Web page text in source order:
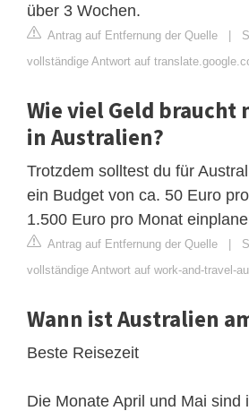
über 3 Wochen.
Antrag auf Entfernung der Quelle |
vollständige Antwort auf
Wie viel Geld braucht
in Australien?
Trotzdem solltest du für
ein Budget von ca. 50 Euro
1.500 Euro pro Monat
Antrag auf Entfernung der Quelle |
vollständige Antwort auf work-and-travel-
Wann ist Australien
Beste Reisezeit
Die Monate April und Mai sind